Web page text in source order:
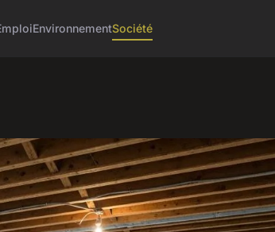
EnvironnementSociété